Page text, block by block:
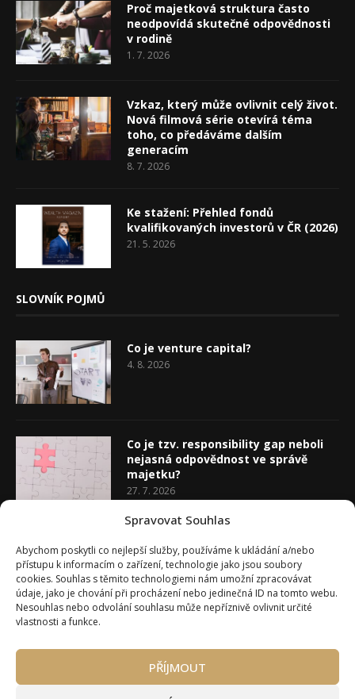
Spravovat Souhlas
Abychom poskytli co nejlepší služby, používáme k ukládání a/nebo
přístupu k informacím o zařízení, technologie jako jsou soubory
cookies. Souhlas s těmito technologiemi nám umožní zpracovávat
údaje, jako je chování při procházení nebo jedinečná ID na tomto webu.
Nesouhlas nebo odvolání souhlasu může nepříznivě ovlivnit určité
vlastnosti a funkce.
PŘÍJMOUT
Proč majetková struktura často
neodpovídá skutečné odpovědnosti
v rodině
1. 7. 2026
Vzkaz, který může ovlivnit celý život.
Nová filmová série otevírá téma
toho, co předáváme dalším
generacím
8. 7. 2026
Ke stažení: Přehled fondů
kvalifikovaných investorů v ČR (2026)
21. 5. 2026
SLOVNÍK POJMŮ
Co je venture capital?
4. 8. 2026
Co je tzv. responsibility gap neboli
nejasná odpovědnost ve správě
majetku?
27. 7. 2026
20. 7. 2026
O Wealth Magazínu Můj účet
Kontakty
Máte zájem o spolupráci?